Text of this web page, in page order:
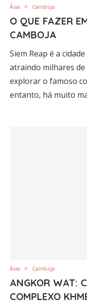
Ásia Camboja
O QUE FAZER
CAMBOJA
Siem Reap é a
atraindo milhares
explorar o famoso
entanto, há muito
Ásia Camboja
ANGKOR WAT:
COMPLEXO